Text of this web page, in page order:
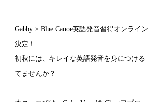
Gabby × Blue Canoe英語発音習得オンライ
決定！
初秋には、キレイな英語発音を身につける
てませんか？